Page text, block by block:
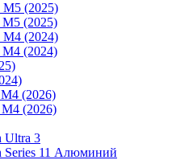
M5 (2025)
M5 (2025)
M4 (2024)
M4 (2024)
(2026)
(2026)
Ultra 3
Series 11 Алюминий